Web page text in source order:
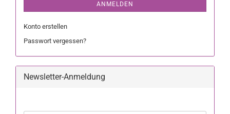
ANMELDEN
Konto erstellen
Passwort vergessen?
Newsletter-Anmeldung